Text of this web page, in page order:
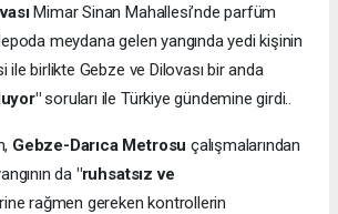
Mimar Sinan Mahallesi’nde parfüm
meydana gelen yangında yedi kişinin
ile birlikte Gebze ve Dilovası bir anda
soruları ile Türkiye gündemine girdi..
Gebze-Darıca Metrosu çalışmalarından
da "ruhsatsız ve
rağmen gereken kontrollerin